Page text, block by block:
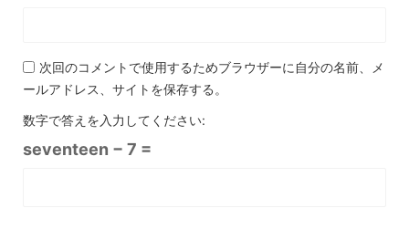
次回のコメントで使用するためブラウザーに自分の名前、メ
ールアドレス、サイトを保存する。
数字で答えを入力してください:
seventeen − 7 =